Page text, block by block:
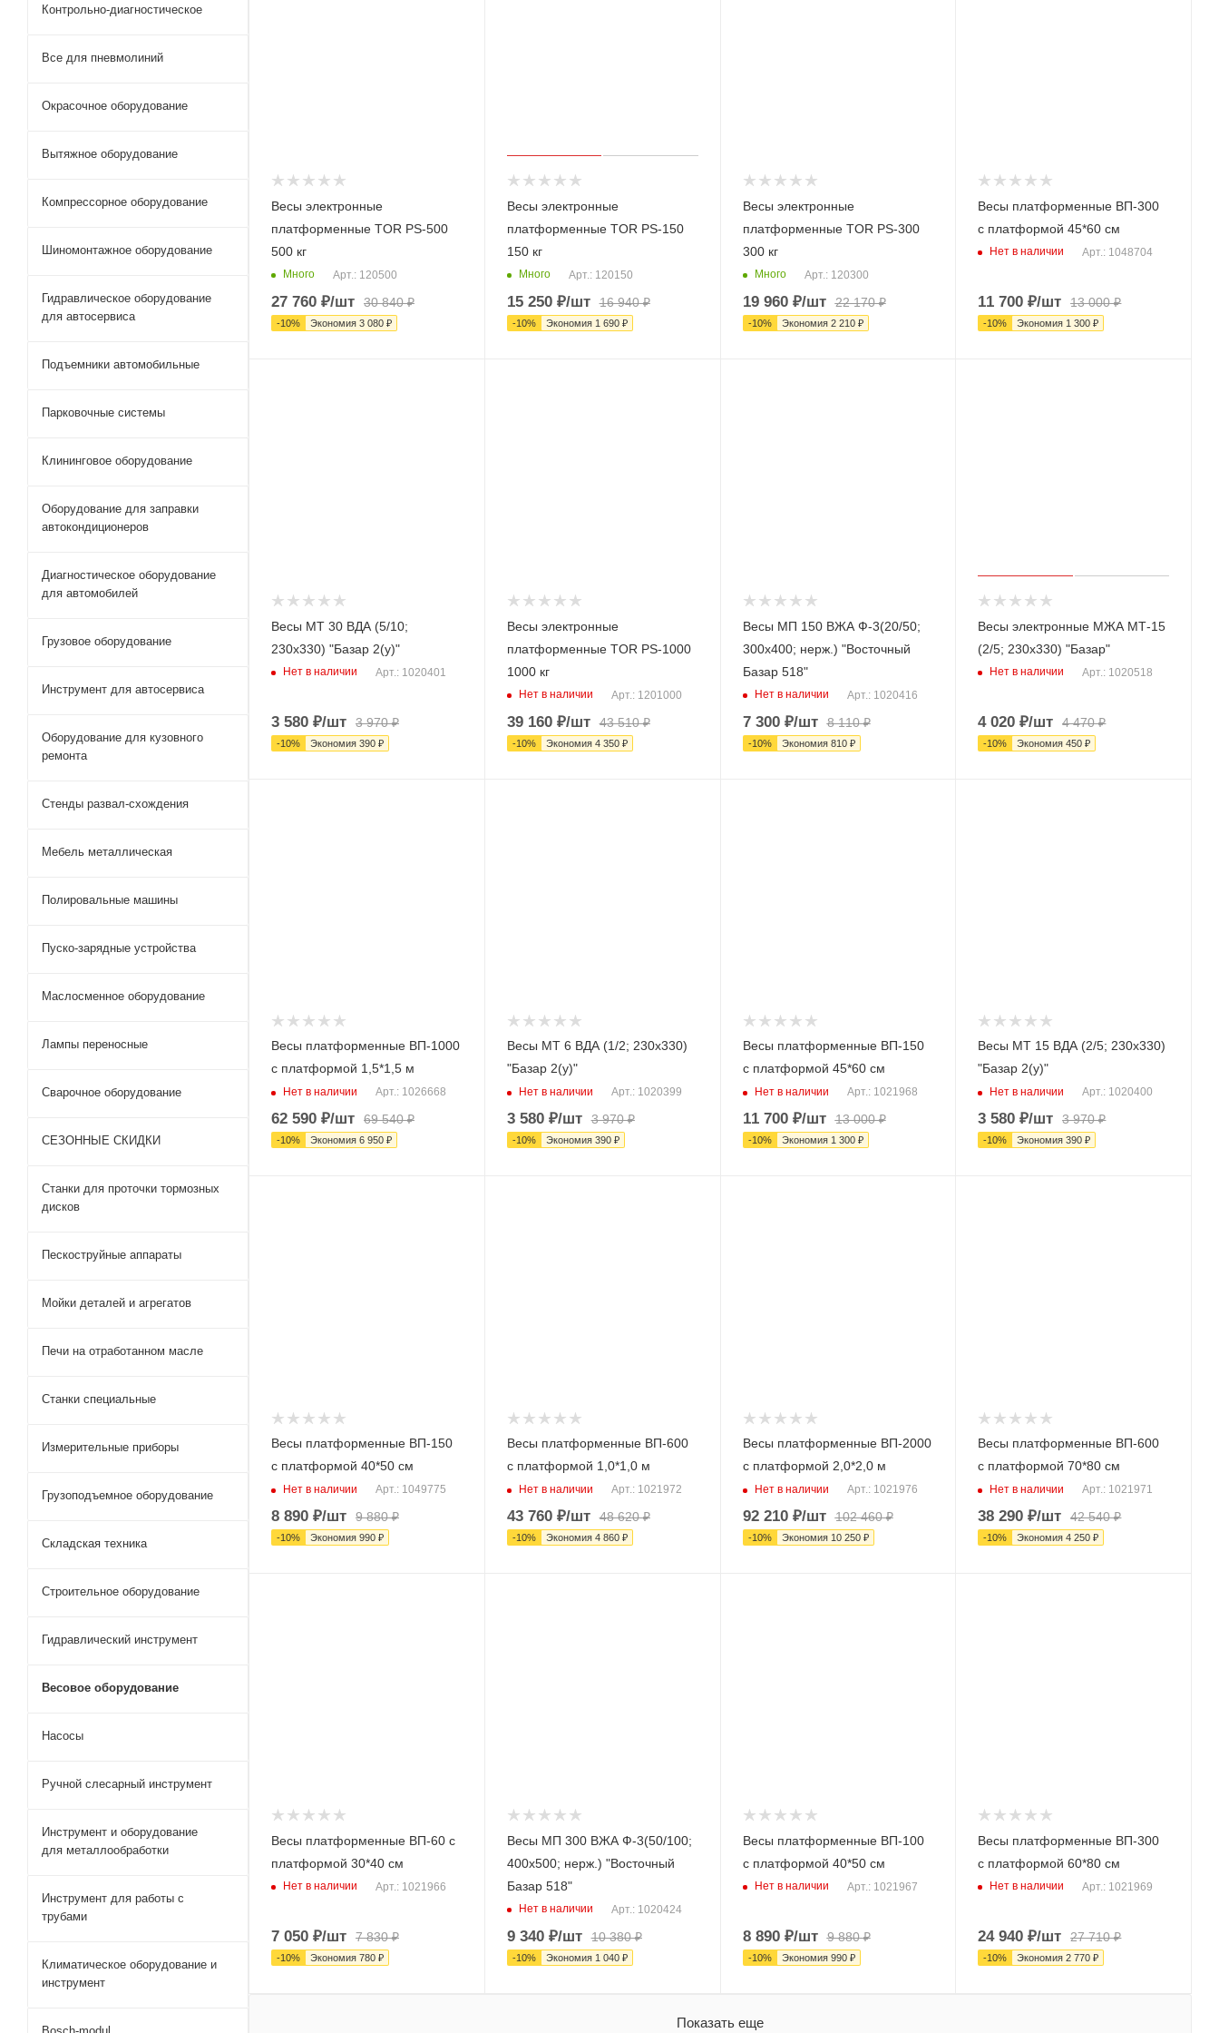
Весы электронные
платформенные TOR PS-500
500 кг
Много Арт.: 120500
27 760 ₽/шт 30 840₽
-10% Экономия 3 080 ₽
Весы электронные
платформенные TOR PS-150
150 кг
Много Арт.: 120150
15 250₽/шт 16 940₽
-10% Экономия 1 690₽
Весы электронные
платформенные TOR PS-300
300 кг
Много Арт.: 120300
19 960₽/шт 22 170₽
-10% Экономия 2 210₽
Весы платформенные ВП-300
с платформой 45*60 см
Нет в наличии Арт.: 1048704
11 700 ₽/шт 13 000₽
-10% Экономия 1 300 ₽
Весы МТ 30 ВДА (5/10;
230х330) "Базар 2(у)"
Нет в наличии Арт.: 1020401
3 580 ₽/шт 3 970₽
-10% Экономия 390 ₽
Весы электронные
платформенные TOR PS-1000
1000 кг
Нет в наличии Арт.: 1201000
39 160₽/шт 43 510₽
-10% Экономия 4 350₽
Весы МП 150 ВЖА Ф-3(20/50;
300х400; нерж.) "Восточный
Базар 518"
Нет в наличии Арт.: 1020416
7 300₽/шт 8 110₽
-10% Экономия 810₽
Весы электронные МЖА МТ-15
(2/5; 230х330) "Базар"
Нет в наличии Арт.: 1020518
4 020 ₽/шт 4 470₽
-10% Экономия450 ₽
Весы платформенные ВП-1000
с платформой 1,5*1,5 м
Нет в наличии Арт.: 1026668
62 590 ₽/шт 69 540₽
-10% Экономия 6 950 ₽
Весы МТ 6 ВДА (1/2; 230х330)
"Базар 2(у)"
Нет в наличии Арт.: 1020399
3 580₽/шт 3 970₽
-10% Экономия 390₽
Весы платформенные ВП-150
с платформой 45*60 см
Нет в наличии Арт.: 1021968
11 700₽/шт 13 000₽
-10% Экономия 1 300₽
Весы МТ 15 ВДА (2/5; 230х330)
"Базар 2(у)"
Нет в наличии Арт.: 1020400
3 580 ₽/шт 3 970₽
-10% Экономия390 ₽
Весы платформенные ВП-150
с платформой 40*50 см
Нет в наличии Арт.: 1049775
8 890 ₽/шт 9 880₽
-10% Экономия 990 ₽
Весы платформенные ВП-600
с платформой 1,0*1,0 м
Нет в наличии Арт.: 1021972
43 760₽/шт 48 620₽
-10% Экономия 4 860₽
Весы платформенные ВП-2000
с платформой 2,0*2,0 м
Нет в наличии Арт.: 1021976
92 210₽/шт 102 460₽
-10% Экономия 10 250₽
Весы платформенные ВП-600
с платформой 70*80 см
Нет в наличии Арт.: 1021971
38 290 ₽/шт 42 540₽
-10% Экономия4 250 ₽
Весы платформенные ВП-60 с
платформой 30*40 см
Нет в наличии Арт.: 1021966
7 050 ₽/шт 7 830₽
-10% Экономия 780 ₽
Весы МП 300 ВЖА Ф-3(50/100;
400х500; нерж.) "Восточный
Базар 518"
Нет в наличии Арт.: 1020424
9 340₽/шт 10 380₽
-10% Экономия 1 040₽
Весы платформенные ВП-100
с платформой 40*50 см
Нет в наличии Арт.: 1021967
8 890₽/шт 9 880₽
-10% Экономия 990₽
Весы платформенные ВП-300
с платформой 60*80 см
Нет в наличии Арт.: 1021969
24 940 ₽/шт 27 710₽
-10% Экономия2 770 ₽
Показать еще
Контрольно-диагностическое
Все для пневмолиний
Окрасочное оборудование
Вытяжное оборудование
Компрессорное оборудование
Шиномонтажное оборудование
Гидравлическое оборудование
для автосервиса
Подъемники автомобильные
Парковочные системы
Клининговое оборудование
Оборудование для заправки
автокондиционеров
Диагностическое оборудование
для автомобилей
Грузовое оборудование
Инструмент для автосервиса
Оборудование для кузовного
ремонта
Стенды развал-схождения
Мебель металлическая
Полировальные машины
Пуско-зарядные устройства
Маслосменное оборудование
Лампы переносные
Сварочное оборудование
СЕЗОННЫЕ СКИДКИ
Станки для проточки тормозных
дисков
Пескоструйные аппараты
Мойки деталей и агрегатов
Печи на отработанном масле
Станки специальные
Измерительные приборы
Грузоподъемное оборудование
Складская техника
Строительное оборудование
Гидравлический инструмент
Весовое оборудование
Насосы
Ручной слесарный инструмент
Инструмент и оборудование
для металлообработки
Инструмент для работы с
трубами
Климатическое оборудование и
инструмент